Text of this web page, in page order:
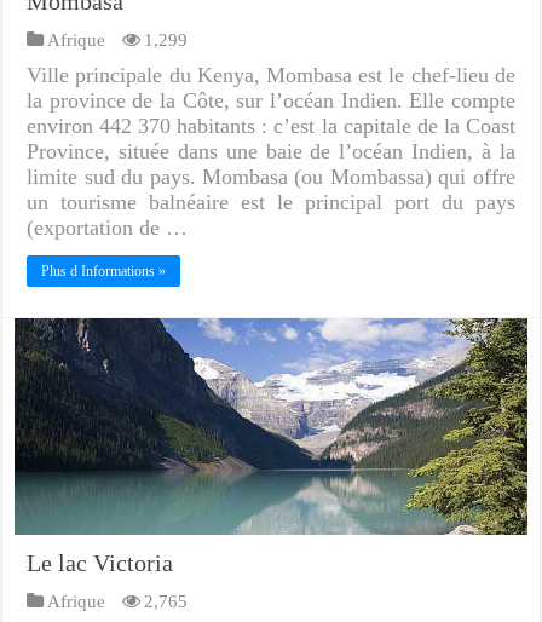
Afrique 1,299
Ville principale du Kenya, Mombasa est le chef-lieu de
la province de la Côte, sur l’océan Indien. Elle compte
environ 442 370 habitants : c’est la capitale de la Coast
Province, située dans une baie de l’océan Indien, à la
limite sud du pays. Mombasa (ou Mombassa) qui offre
un tourisme balnéaire est le principal port du pays
(exportation de …
Plus d Informations »
Le lac Victoria
Afrique 2,765